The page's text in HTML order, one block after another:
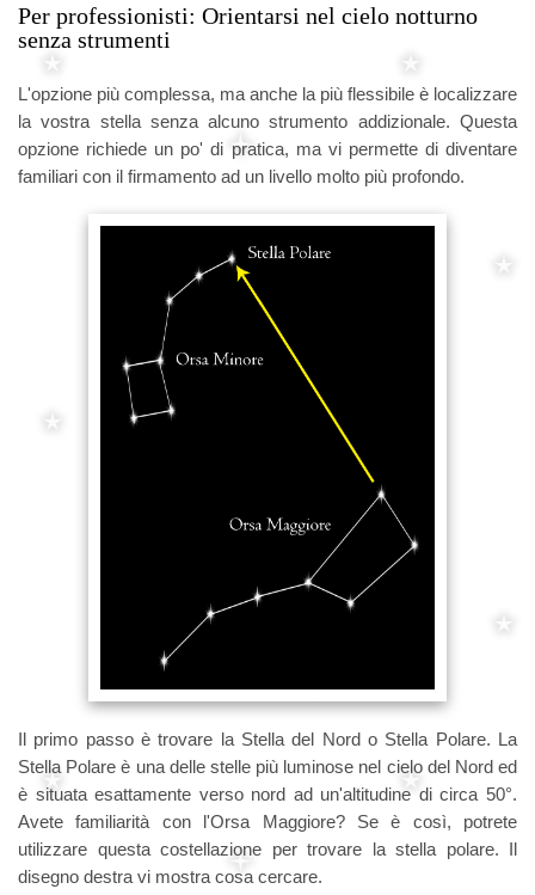
Per professionisti: Orientarsi nel cielo notturno
senza strumenti
L'opzione più complessa, ma anche la più flessibile è localizzare
la vostra stella senza alcuno strumento addizionale. Questa
opzione richiede un po' di pratica, ma vi permette di diventare
familiari con il firmamento ad un livello molto più profondo.
Il primo passo è trovare la Stella del Nord o Stella Polare. La
Stella Polare è una delle stelle più luminose nel cielo del Nord ed
è situata esattamente verso nord ad un'altitudine di circa 50°.
Avete familiarità con l'Orsa Maggiore? Se è così, potrete
utilizzare questa costellazione per trovare la stella polare. Il
disegno destra vi mostra cosa cercare.